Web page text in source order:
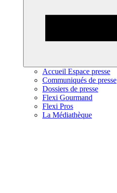
Accueil Espace presse
Communiqués de presse
Dossiers de presse
Flexi Gourmand
Flexi Pros
La Médiathèque